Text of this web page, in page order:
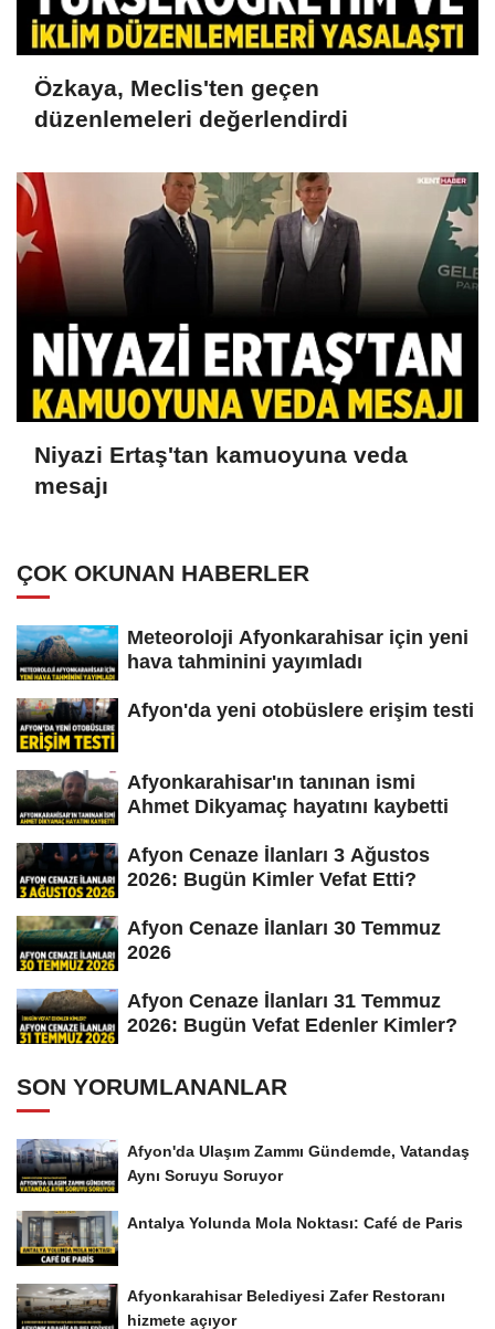
Özkaya, Meclis'ten geçen
düzenlemeleri değerlendirdi
Niyazi Ertaş'tan kamuoyuna veda
mesajı
ÇOK OKUNAN HABERLER
Meteoroloji Afyonkarahisar için yeni
hava tahminini yayımladı
Afyon'da yeni otobüslere erişim testi
Afyonkarahisar'ın tanınan ismi
Ahmet Dikyamaç hayatını kaybetti
Afyon Cenaze İlanları 3 Ağustos
2026: Bugün Kimler Vefat Etti?
Afyon Cenaze İlanları 30 Temmuz
2026
Afyon Cenaze İlanları 31 Temmuz
2026: Bugün Vefat Edenler Kimler?
SON YORUMLANANLAR
Afyon'da Ulaşım Zammı Gündemde, Vatandaş
Aynı Soruyu Soruyor
Antalya Yolunda Mola Noktası: Café de Paris
Afyonkarahisar Belediyesi Zafer Restoranı
hizmete açıyor